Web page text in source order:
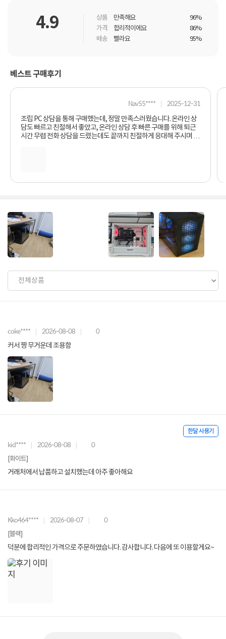
4.9 상품 만족해요
96%
가격
합리적이에요
86%
배송
빨라요 95%
베스트 구매후기
Nav55**** 2025-12-31
조립 PC 상담을 통해 구매했는데, 정말 만족스러웠습니다. 온라인 상
담도 빠르고 친절해서 좋았고, 온라인 상담 후 빠른 구매를 위해 퇴근
시간 무렵 전화 상담을 드렸는데도 끝까지 친절하게 응대해 주시며 부
coke**** 2026-08-08 0
커서 짱 무거운데 조용함
한달 사용기
kid**** 2026-08-08 0
[화이트]
거래처에서 납품하고 설치했는데 아주 좋아해요
Kko464**** 2026-08-07 0
[블랙]
덕분에 합리적인 가격으로 주문하였습니다. 감사합니다. 다음에 또 이용할게요~